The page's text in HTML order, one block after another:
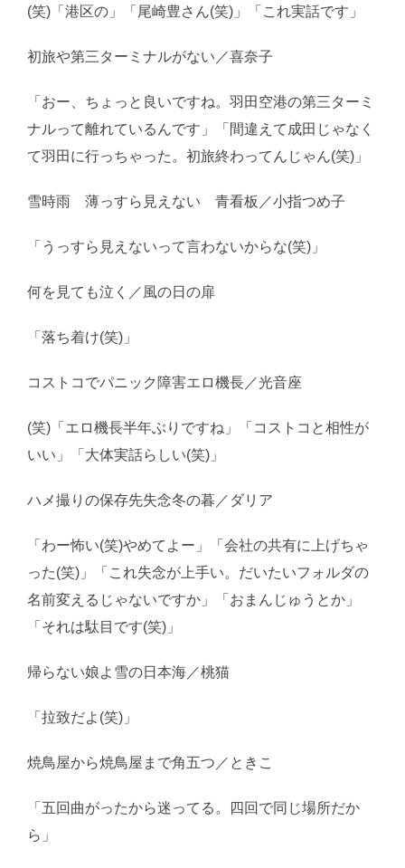
(笑)「港区の」「尾崎豊さん(笑)」「これ実話です」
初旅や第三ターミナルがない／喜奈子
「おー、ちょっと良いですね。羽田空港の第三ターミ
ナルって離れているんです」「間違えて成田じゃなく
て羽田に行っちゃった。初旅終わってんじゃん(笑)」
雪時雨 薄っすら見えない 青看板／小指つめ子
「うっすら見えないって言わないからな(笑)」
何を見ても泣く／風の日の扉
「落ち着け(笑)」
コストコでパニック障害エロ機長／光音座
(笑)「エロ機長半年ぶりですね」「コストコと相性が
いい」「大体実話らしい(笑)」
ハメ撮りの保存先失念冬の暮／ダリア
「わー怖い(笑)やめてよー」「会社の共有に上げちゃ
った(笑)」「これ失念が上手い。だいたいフォルダの
名前変えるじゃないですか」「おまんじゅうとか」
「それは駄目です(笑)」
帰らない娘よ雪の日本海／桃猫
「拉致だよ(笑)」
焼鳥屋から焼鳥屋まで角五つ／ときこ
「五回曲がったから迷ってる。四回で同じ場所だか
ら」